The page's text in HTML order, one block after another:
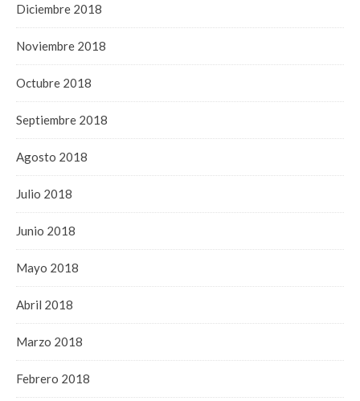
Diciembre 2018
Noviembre 2018
Octubre 2018
Septiembre 2018
Agosto 2018
Julio 2018
Junio 2018
Mayo 2018
Abril 2018
Marzo 2018
Febrero 2018